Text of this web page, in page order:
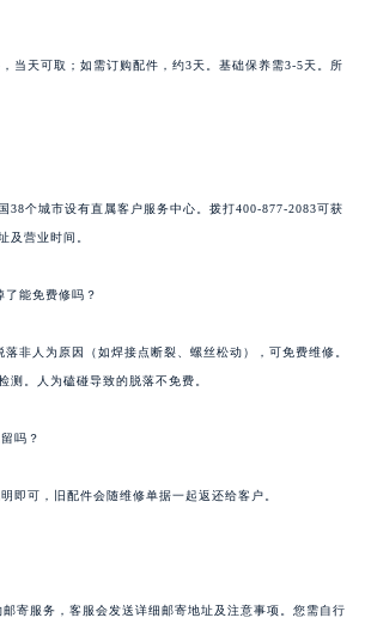
当天可取；如需订购配件，约3天。基础保养需3-5天。所
38个城市设有直属客户服务中心。拨打400-877-2083可获
及营业时间。
能免费修吗？
非人为原因（如焊接点断裂、螺丝松动），可免费维修。
测。人为磕碰导致的脱落不免费。
吗？
即可，旧配件会随维修单据一起返还给客户。
寄服务，客服会发送详细邮寄地址及注意事项。您需自行